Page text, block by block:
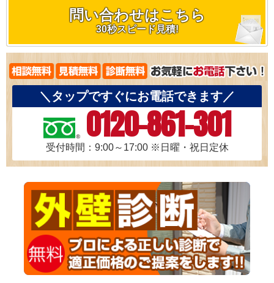
問い合わせはこちら
30秒スピード見積!
＼タップですぐにお電話できます／
0120-861-301
受付時間：9:00～17:00 ※日曜・祝日定休